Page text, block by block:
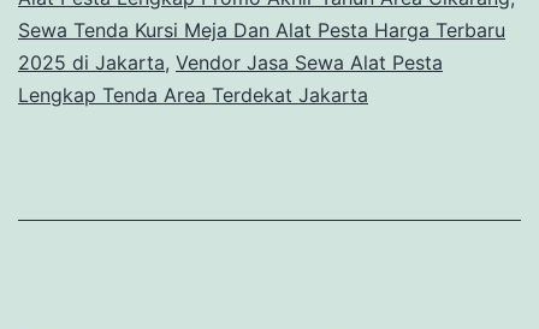
Sewa Tenda Kursi Meja Dan Alat Pesta Harga Terbaru
2025 di Jakarta, Vendor Jasa Sewa Alat Pesta
Lengkap Tenda Area Terdekat Jakarta